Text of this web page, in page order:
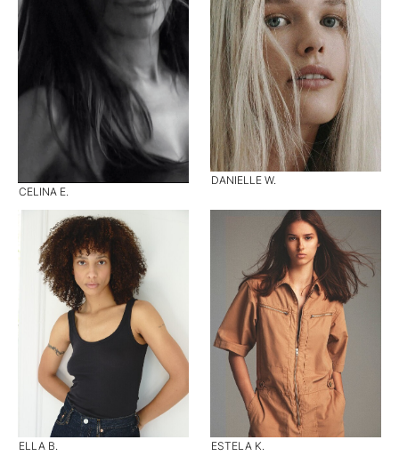
CELINA E.
DANIELLE W.
ELLA B. ESTELA K.